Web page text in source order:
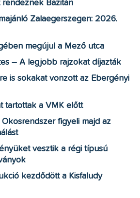
rendeznek Bazitán
Zalaegerszegen: 2026.
megújul a Mező utca
– A legjobb rajzokat díjazták
is sokakat vonzott az Ebergényi
tartottak a VMK előtt
figyeli majd az
vesztik a régi típusú
kezdődött a Kisfaludy